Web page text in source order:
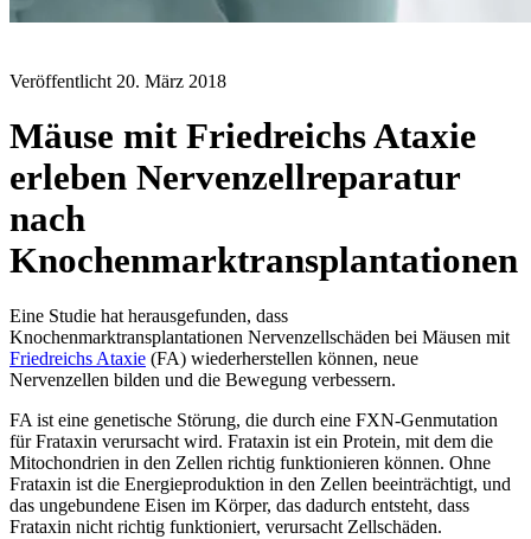
Veröffentlicht 20. März 2018
Mäuse mit Friedreichs Ataxie
erleben Nervenzellreparatur
nach
Knochenmarktransplantationen
Eine Studie hat herausgefunden, dass
Knochenmarktransplantationen Nervenzellschäden bei Mäusen mit
Friedreichs Ataxie (FA) wiederherstellen können, neue
Nervenzellen bilden und die Bewegung verbessern.
FA ist eine genetische Störung, die durch eine FXN-Genmutation
für Frataxin verursacht wird. Frataxin ist ein Protein, mit dem die
Mitochondrien in den Zellen richtig funktionieren können. Ohne
Frataxin ist die Energieproduktion in den Zellen beeinträchtigt, und
das ungebundene Eisen im Körper, das dadurch entsteht, dass
Frataxin nicht richtig funktioniert, verursacht Zellschäden.